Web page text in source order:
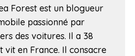
Forest est un blogueur
passionné par
des voitures. Il a 38
vit en France. Il consacre